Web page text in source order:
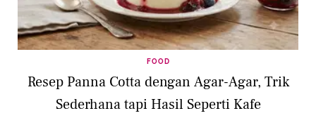
FOOD
Resep Panna Cotta dengan Agar-Agar, Trik
Sederhana tapi Hasil Seperti Kafe